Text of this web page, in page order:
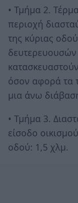
• Τμήμα 2.
περιοχή
της κύριας
όσον αφορά τα
μια άνω
• Τμήμα 3.
είσοδο
οδού: 1,5 χλμ.